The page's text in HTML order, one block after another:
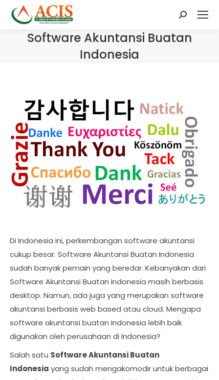
Search:
Software Akuntansi Buatan
Indonesia
Di Indonesia ini, perkembangan software akuntansi
cukup besar. Software Akuntansi Buatan Indonesia
sudah banyak pemain yang beredar. Kebanyakan dari
Software Akuntansi Buatan Indonesia masih berbasis
desktop. Namun, ada juga yang merupakan software
akuntansi berbasis web based atau cloud. Mengapa
software akuntansi buatan Indonesia lebih baik
digunakan oleh perusahaan di Indonesia?
Salah satu Software Akuntansi Buatan
Indonesia yang sudah mengakomodir untuk berbagai